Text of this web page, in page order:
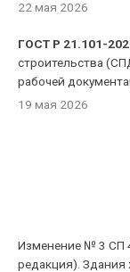
22 мая 2026
ГОСТ Р 21.101-
строительства
рабочей
19 мая 2026
Изменение № 3 СП
редакция).